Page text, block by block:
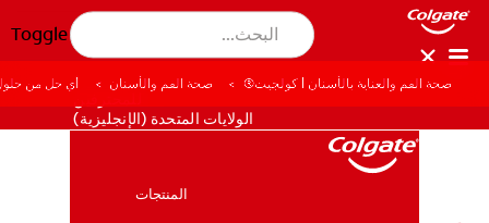
Toggle
الولايات المتحدة (الإنجليزية)
المنتجات
صحة الفم والعناية بالأسنان | كولجيت® صحة الفم والأسنان أي حل من